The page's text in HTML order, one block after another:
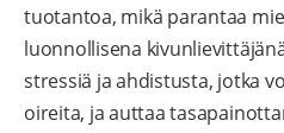
tuotantoa, mikä parantaa
luonnollisena
stressiä ja ahdistusta, jotka
oireita, ja auttaa